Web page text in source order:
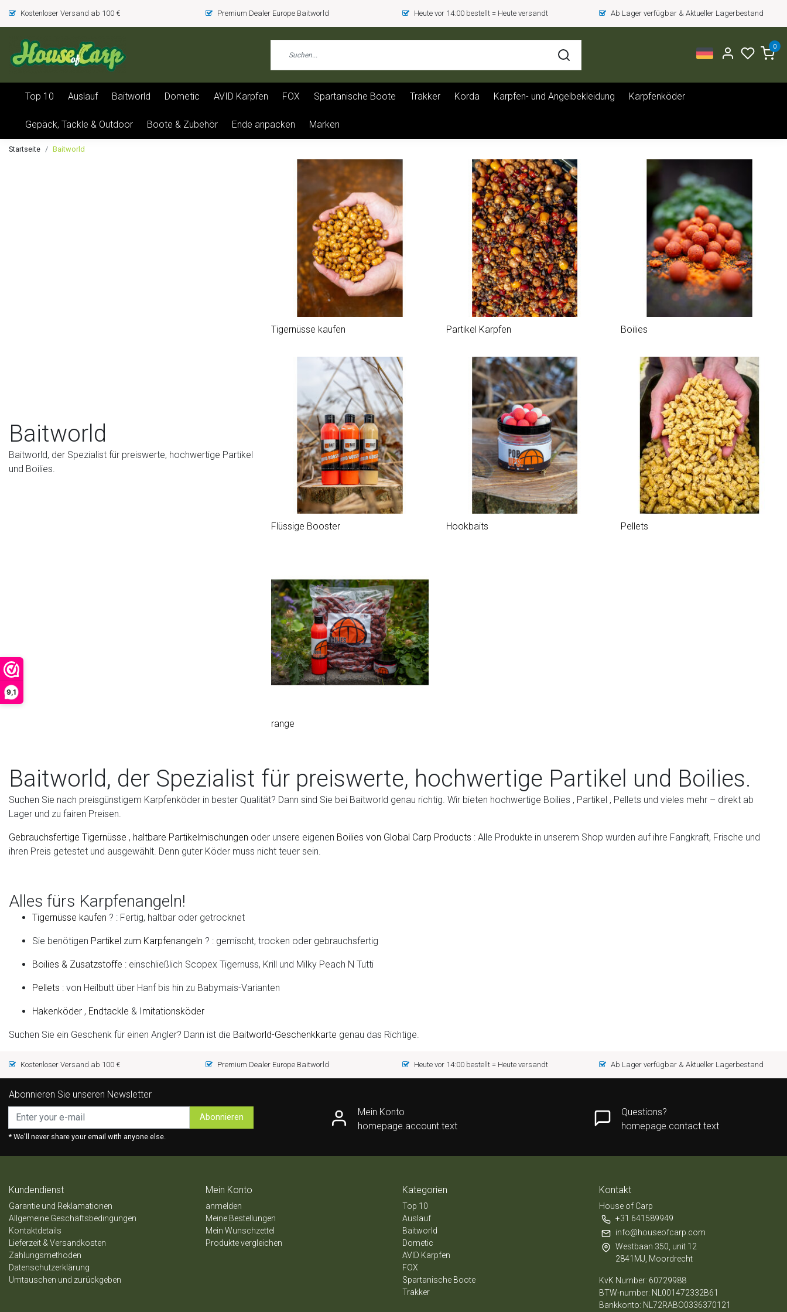
9,1
Kostenloser Versand ab 100 € Premium Dealer Europe Baitworld Heute vor 14:00 bestellt = Heute versandt Ab Lager verfügbar & Aktueller Lagerbestand
0
Top 10 Auslauf Baitworld Dometic AVID Karpfen FOX Spartanische Boote Trakker Korda Karpfen- und Angelbekleidung Karpfenköder
Gepäck, Tackle & Outdoor Boote & Zubehör Ende anpacken Marken
Startseite Baitworld
Baitworld
Baitworld, der Spezialist für preiswerte, hochwertige Partikel
und Boilies.
Tigernüsse kaufen Partikel Karpfen Boilies
Flüssige Booster Hookbaits Pellets
range
Baitworld, der Spezialist für preiswerte, hochwertige Partikel und Boilies.
Suchen Sie nach preisgünstigem Karpfenköder in bester Qualität? Dann sind Sie bei Baitworld genau richtig. Wir bieten hochwertige Boilies , Partikel , Pellets und vieles mehr – direkt ab
Lager und zu fairen Preisen.
Gebrauchsfertige Tigernüsse , haltbare Partikelmischungen oder unsere eigenen Boilies von Global Carp Products : Alle Produkte in unserem Shop wurden auf ihre Fangkraft, Frische und
ihren Preis getestet und ausgewählt. Denn guter Köder muss nicht teuer sein.
Alles fürs Karpfenangeln!
Tigernüsse kaufen ? : Fertig, haltbar oder getrocknet
Sie benötigen Partikel zum Karpfenangeln ? : gemischt, trocken oder gebrauchsfertig
Boilies & Zusatzstoffe : einschließlich Scopex Tigernuss, Krill und Milky Peach N Tutti
Pellets : von Heilbutt über Hanf bis hin zu Babymais-Varianten
Hakenköder , Endtackle & Imitationsköder
Suchen Sie ein Geschenk für einen Angler? Dann ist die Baitworld-Geschenkkarte genau das Richtige.
Kostenloser Versand ab 100 € Premium Dealer Europe Baitworld Heute vor 14:00 bestellt = Heute versandt Ab Lager verfügbar & Aktueller Lagerbestand
Abonnieren Sie unseren Newsletter
Abonnieren
* We'll never share your email with anyone else.
Mein Konto
homepage.account.text
Questions?
homepage.contact.text
Kundendienst
Garantie und Reklamationen
Allgemeine Geschäftsbedingungen
Kontaktdetails
Lieferzeit & Versandkosten
Zahlungsmethoden
Datenschutzerklärung
Umtauschen und zurückgeben
Mein Konto
anmelden
Meine Bestellungen
Mein Wunschzettel
Produkte vergleichen
Kategorien
Top 10
Auslauf
Baitworld
Dometic
AVID Karpfen
FOX
Spartanische Boote
Trakker
Kontakt
House of Carp
+31 641589949
info@houseofcarp.com
Westbaan 350, unit 12
2841MJ, Moordrecht
KvK Number: 60729988
BTW-number: NL001472332B61
Bankkonto: NL72RABO0336370121